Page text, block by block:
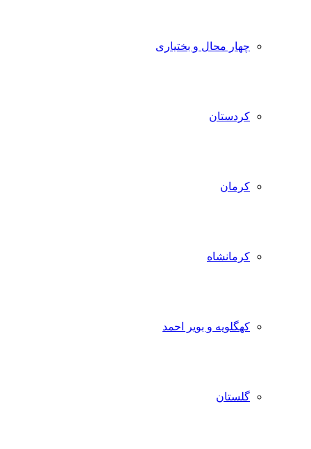
چهار محال و بختیاری
کردستان
کرمان
کرمانشاه
کهگلویه و بویر احمد
گلستان